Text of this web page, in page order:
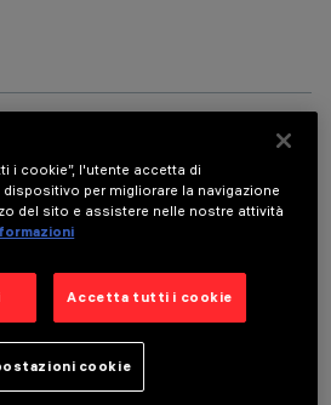
05/08/2026
i cookie”, l'utente accetta di
per migliorare la navigazione
del sito e assistere nelle nostre attività
Accetta tutti i cookie
cookie